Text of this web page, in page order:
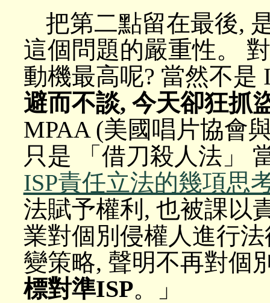
把第二點留在最後,
這個問題的嚴重性。
動機最高呢? 當然不是
避而不談, 今天卻狂抓
MPAA (美國唱片協會
只是 「借刀殺人法」
ISP責任立法的幾項思
法賦予權利, 也被課以
業對個別侵權人進行
變策略, 聲明不再對個
標對準ISP。」